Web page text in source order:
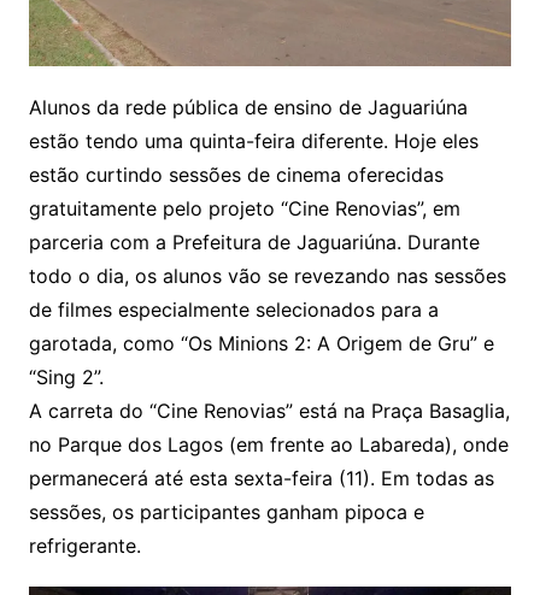
Alunos da rede pública de ensino de Jaguariúna
estão tendo uma quinta-feira diferente. Hoje eles
estão curtindo sessões de cinema oferecidas
gratuitamente pelo projeto “Cine Renovias”, em
parceria com a Prefeitura de Jaguariúna. Durante
todo o dia, os alunos vão se revezando nas sessões
de filmes especialmente selecionados para a
garotada, como “Os Minions 2: A Origem de Gru” e
“Sing 2”.
A carreta do “Cine Renovias” está na Praça Basaglia,
no Parque dos Lagos (em frente ao Labareda), onde
permanecerá até esta sexta-feira (11). Em todas as
sessões, os participantes ganham pipoca e
refrigerante.